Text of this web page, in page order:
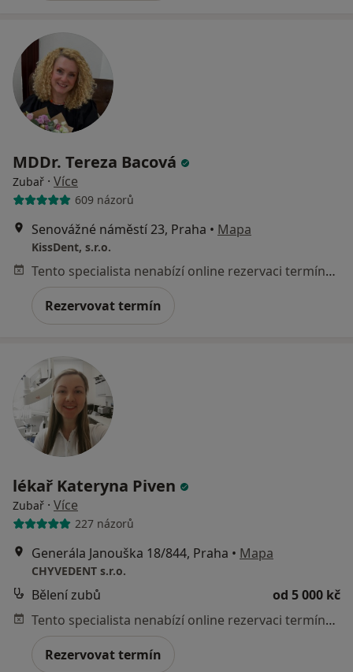
MDDr. Tereza Bacová
Zubař · Více
609 názorů
Senovážné náměstí 23, Praha • Mapa
KissDent, s.r.o.
Tento specialista nenabízí online rezervaci termínu na této adrese.
Rezervovat termín
lékař Kateryna Piven
Zubař · Více
227 názorů
Generála Janouška 18/844, Praha • Mapa
CHYVEDENT s.r.o.
Bělení zubů
od 5 000 kč
Tento specialista nenabízí online rezervaci termínu na této adrese.
Rezervovat termín